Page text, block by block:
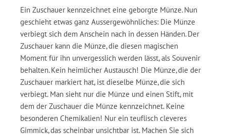
Ein Zuschauer kennzeichnet eine geborgte Münze. Nun
geschieht etwas ganz Aussergewöhnliches: Die Münze
verbiegt sich dem Anschein nach in dessen Händen. Der
Zuschauer kann die Münze, die diesen magischen
Moment für ihn unvergesslich werden lässt, als Souvenir
behalten. Kein heimlicher Austausch! Die Münze, die der
Zuschauer markiert hat, ist dieselbe Münze, die sich
verbiegt. Man sieht nur die Münze und einen Stift, mit
dem der Zuschauer die Münze kennzeichnet. Keine
besonderen Chemikalien! Nur ein teuflisch cleveres
Gimmick, das scheinbar unsichtbar ist. Machen Sie sich